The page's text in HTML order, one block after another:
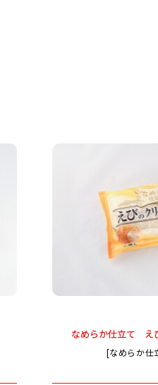
なめらか仕立て え
[なめらか仕